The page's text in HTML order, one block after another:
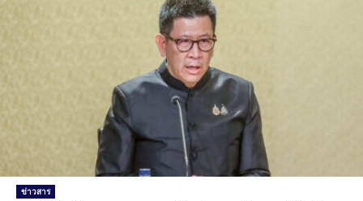
ข่าวสาร